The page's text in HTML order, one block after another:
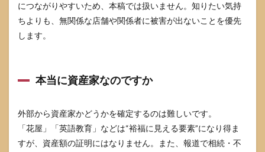
につながりやすいため、本稿では扱いません。知りたい気持
ちよりも、無関係な店舗や関係者に被害が出ないことを優先
します。
本当に資産家なのですか
外部から資産家かどうかを確定するのは難しいです。
「花屋」「英語教育」などは“裕福に見える要素”になり得ま
すが、資産額の証明にはなりません。また、報道で相続・不